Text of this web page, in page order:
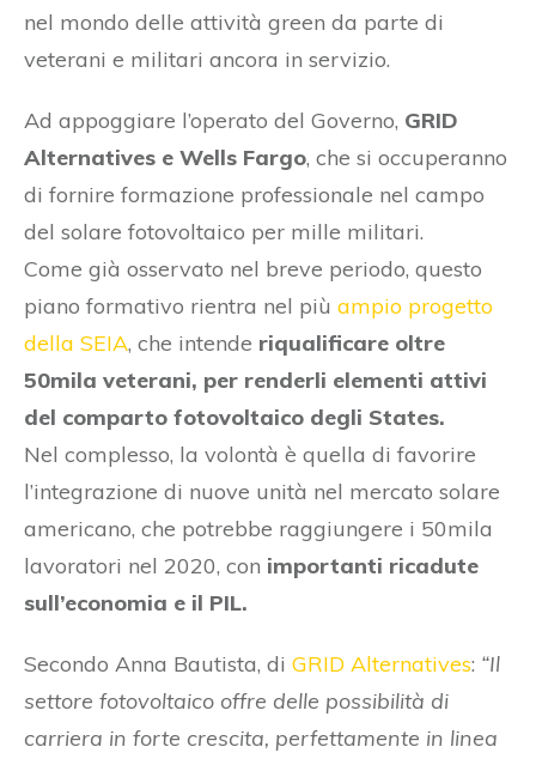
nel mondo delle attività green da parte di
veterani e militari ancora in servizio.
Ad appoggiare l’operato del Governo, GRID
Alternatives e Wells Fargo, che si occuperanno
di fornire formazione professionale nel campo
del solare fotovoltaico per mille militari.
Come già osservato nel breve periodo, questo
piano formativo rientra nel più ampio progetto
della SEIA, che intende riqualificare oltre
50mila veterani, per renderli elementi attivi
del comparto fotovoltaico degli States.
Nel complesso, la volontà è quella di favorire
l’integrazione di nuove unità nel mercato solare
americano, che potrebbe raggiungere i 50mila
lavoratori nel 2020, con importanti ricadute
sull’economia e il PIL.
Secondo Anna Bautista, di GRID Alternatives: “Il
settore fotovoltaico offre delle possibilità di
carriera in forte crescita, perfettamente in linea